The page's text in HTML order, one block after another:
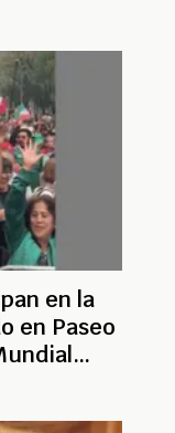
en la
en Paseo